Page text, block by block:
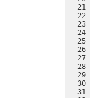
21
22
23
24
25
26
27
28
29
30
31